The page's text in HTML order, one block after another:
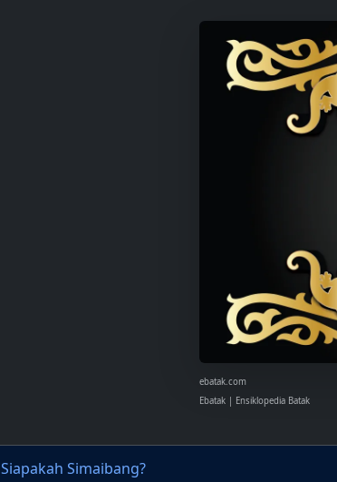
ebatak.com
Ebatak | Ensiklopedia Batak
Siapakah Simaibang?